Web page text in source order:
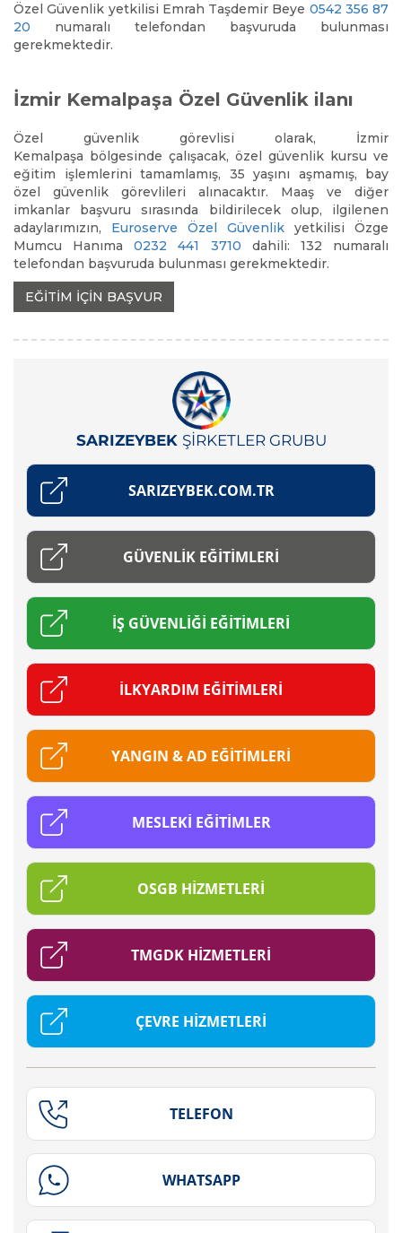
Özel Güvenlik yetkilisi Emrah Taşdemir Beye 0542 356 87
20 numaralı telefondan başvuruda bulunması
gerekmektedir.
İzmir Kemalpaşa Özel Güvenlik ilanı
Özel güvenlik görevlisi olarak, İzmir
Kemalpaşa bölgesinde çalışacak, özel güvenlik kursu ve
eğitim işlemlerini tamamlamış, 35 yaşını aşmamış, bay
özel güvenlik görevlileri alınacaktır. Maaş ve diğer
imkanlar başvuru sırasında bildirilecek olup, ilgilenen
adaylarımızın, Euroserve Özel Güvenlik yetkilisi Özge
Mumcu Hanıma0232 441 3710 dahili: 132 numaralı
telefondan başvuruda bulunması gerekmektedir.
EĞİTİM İÇİN BAŞVUR